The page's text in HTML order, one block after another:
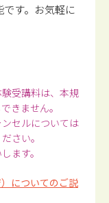
す。 お気軽に
験受講料は、本規
きません。
ンセルについては
さい。
ます。
についてのご説